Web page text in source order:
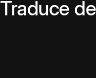
Traduce